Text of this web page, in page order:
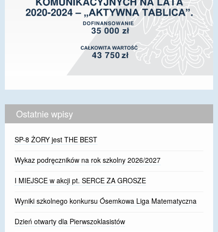
Ostatnie wpisy
SP-8 ŻORY jest THE BEST
Wykaz podręczników na rok szkolny 2026/2027
I MIEJSCE w akcji pt. SERCE ZA GROSZE
Wyniki szkolnego konkursu Ósemkowa Liga Matematyczna
Dzień otwarty dla Pierwszoklasistów